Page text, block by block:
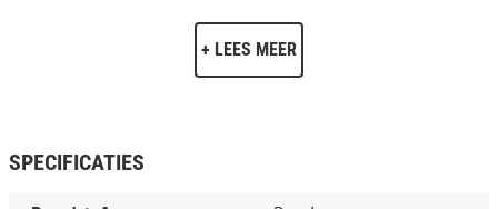
: 1500 kg
Comfort
+ LEES MEER
SPECIFICATIES